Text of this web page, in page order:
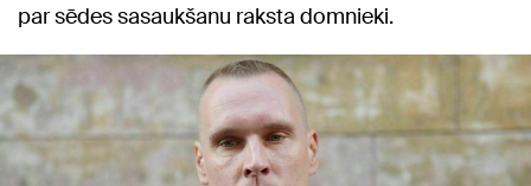
par sēdes sasaukšanu raksta domnieki.